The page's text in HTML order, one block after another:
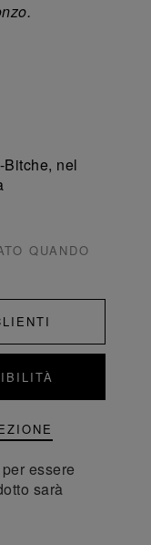
nel
QUANDO
essere
sarà